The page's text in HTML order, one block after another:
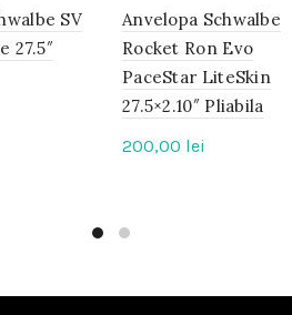
SV
27.5″
IN
STOC
Anvelopa Schwalbe
Rocket Ron Evo
PaceStar LiteSkin
27.5×2.10″ Pliabila
200,00 lei